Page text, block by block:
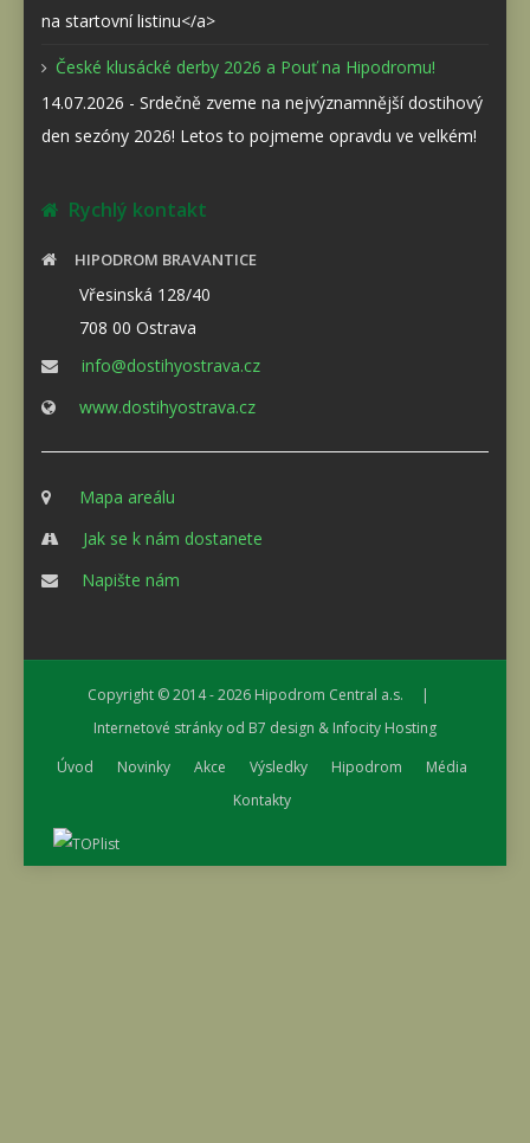
na startovní listinu</a>
České klusácké derby 2026 a Pouť na Hipodromu!
14.07.2026 - Srdečně zveme na nejvýznamnější dostihový
den sezóny 2026! Letos to pojmeme opravdu ve velkém!
Rychlý kontakt
HIPODROM BRAVANTICE
Vřesinská 128/40
708 00 Ostrava
info@dostihyostrava.cz
www.dostihyostrava.cz
Mapa areálu
Jak se k nám dostanete
Napište nám
Copyright © 2014 - 2026 Hipodrom Central a.s. |
Internetové stránky od B7 design & Infocity Hosting
Úvod
Novinky Akce Výsledky Hipodrom
Média
Kontakty